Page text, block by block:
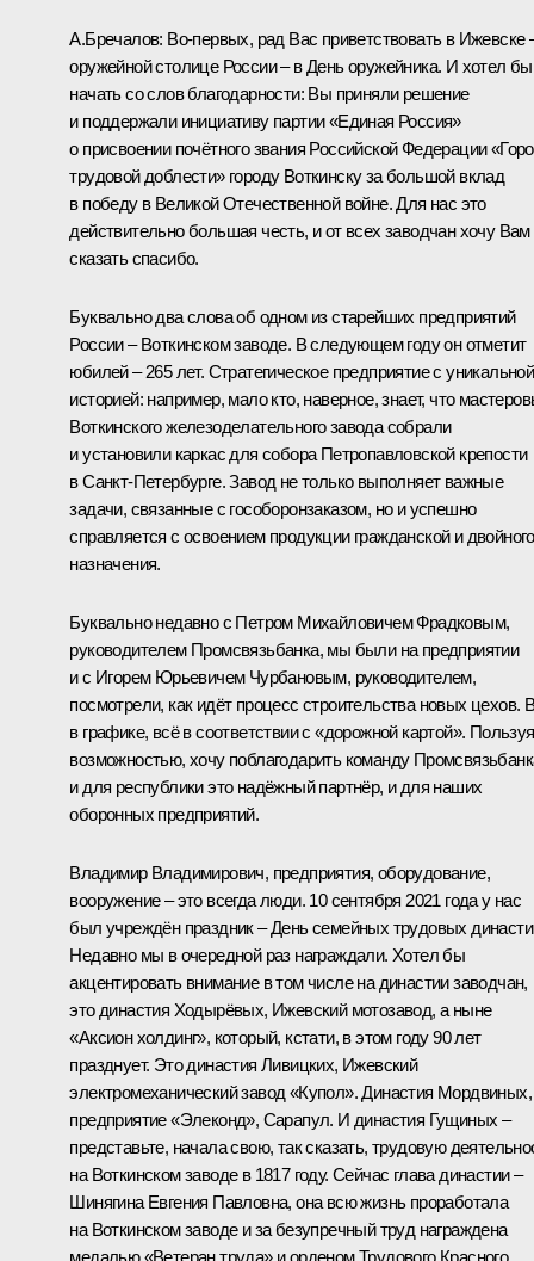
А.Бречалов: Во-первых, рад Вас приветствовать в Ижевске
оружейной столице России – в День оружейника. И хотел бы
начать со слов благодарности: Вы приняли решение
и поддержали инициативу партии «Единая Россия»
о присвоении почётного звания Российской Федерации
трудовой доблести» городу Воткинску за большой вклад
в победу в Великой Отечественной войне. Для нас это
действительно большая честь, и от всех заводчан хочу Вам
сказать спасибо.
Буквально два слова об одном из старейших предприятий
России – Воткинском заводе. В следующем году он отметит
юбилей – 265 лет. Стратегическое предприятие с уникальной
историей: например, мало кто, наверное, знает, что
Воткинского железоделательного завода собрали
и установили каркас для собора Петропавловской крепости
в Санкт-Петербурге. Завод не только выполняет важные
задачи, связанные с гособоронзаказом, но и успешно
справляется с освоением продукции гражданской и двойного
назначения.
Буквально недавно с Петром Михайловичем Фрадковым,
руководителем Промсвязьбанка, мы были на предприятии
и с Игорем Юрьевичем Чурбановым, руководителем,
посмотрели, как идёт процесс строительства новых цехов.
в графике, всё в соответствии с «дорожной картой».
возможностью, хочу поблагодарить команду
и для республики это надёжный партнёр, и для наших
оборонных предприятий.
Владимир Владимирович, предприятия, оборудование,
вооружение – это всегда люди. 10 сентября 2021 года у нас
был учреждён праздник – День семейных трудовых
Недавно мы в очередной раз награждали. Хотел бы
акцентировать внимание в том числе на династии заводчан,
это династия Ходырёвых, Ижевский мотозавод, а ныне
«Аксион холдинг», который, кстати, в этом году 90 лет
празднует. Это династия Ливицких, Ижевский
электромеханический завод «Купол». Династия Мордвиных,
предприятие «Элеконд», Сарапул. И династия Гущиных –
представьте, начала свою, так сказать, трудовую
на Воткинском заводе в 1817 году. Сейчас глава династии –
Шинягина Евгения Павловна, она всю жизнь проработала
на Воткинском заводе и за безупречный труд награждена
медалью «Ветеран труда» и орденом Трудового Красного